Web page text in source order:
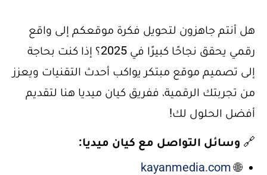
هل أنتم جاهزون لتحويل فكرة موقعكم إلى واقع
رقمي يحقق نجاحًا كبيرًا في 2025؟ إذا كنت بحاجة
إلى تصميم موقع مبتكر يواكب أحدث التقنيات ويعزز
من تجربتك الرقمية، ففريق كيان ميديا هنا لتقديم
أفضل الحلول لك!
🔗 وسائل التواصل مع كيان ميديا:
🌐
kayanmedia.com